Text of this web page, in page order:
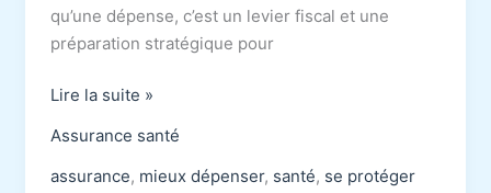
qu’une dépense, c’est un levier fiscal et une
préparation stratégique pour
Complémentaire
indépendants
:
Lire la suite »
Assurance santé
assurance, mieux dépenser, santé, se protéger